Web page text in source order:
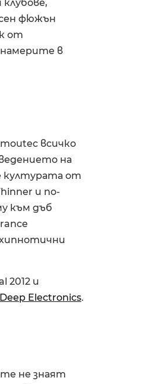
фюжън
от
в
всичко
на
културата от
и по-
към дъб
2012 и
Electronics.
не знаят